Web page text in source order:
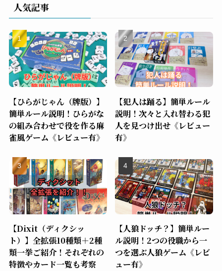
人気記事
【ひらがじゃん（牌版）】
簡単ルール説明！ひらがな
の組み合わせで役を作る麻
雀風ゲーム《レビュー有》
【犯人は踊る】簡単ルール
説明！次々と入れ替わる犯
人を見つけ出せ《レビュー
有》
【Dixit（ディクシッ
ト）】全拡張10種類＋2種
類一挙ご紹介！それぞれの
特徴やカード一覧も考察
【人狼ドッチ？】簡単ルー
ル説明！2つの役職から一
つを選ぶ人狼ゲーム《レビ
ュー有》